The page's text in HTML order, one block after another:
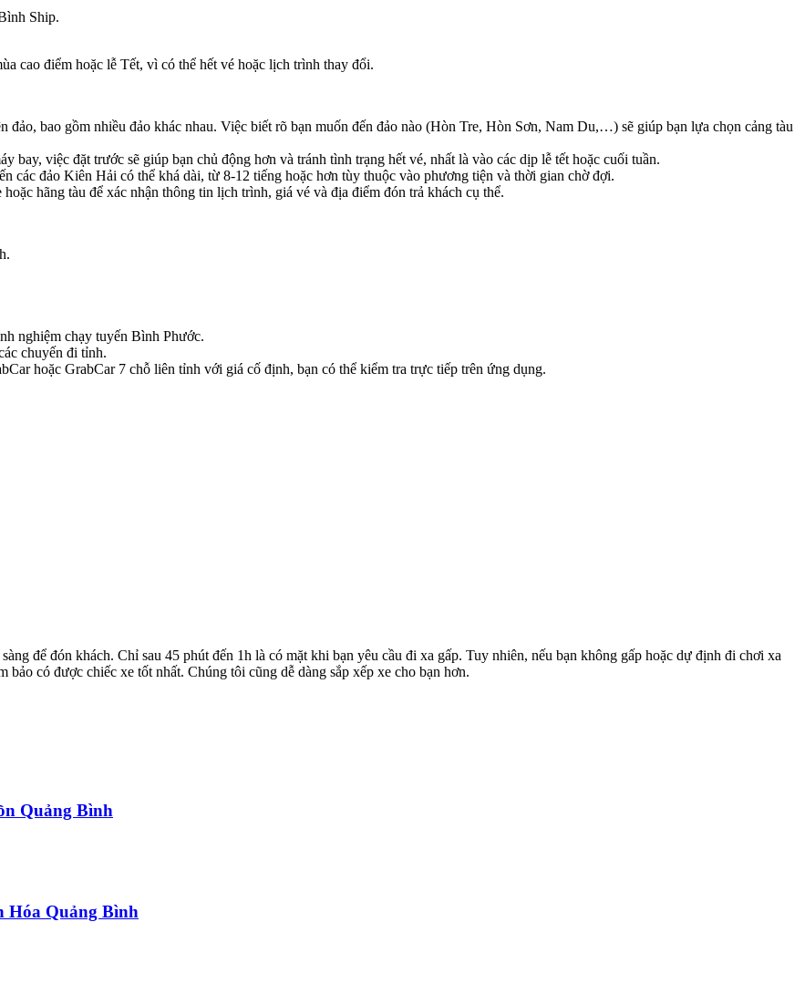
Ship.
cao điểm hoặc lễ Tết, vì có thể hết vé hoặc lịch trình thay đổi.
đảo, bao gồm nhiều đảo khác nhau. Việc biết rõ bạn muốn đến đảo nào (Hòn Tre, Hòn Sơn, Nam Du,…) sẽ giúp bạn lựa chọn cảng tàu
bay, việc đặt trước sẽ giúp bạn chủ động hơn và tránh tình trạng hết vé, nhất là vào các dịp lễ tết hoặc cuối tuần.
các đảo Kiên Hải có thể khá dài, từ 8-12 tiếng hoặc hơn tùy thuộc vào phương tiện và thời gian chờ đợi.
hãng tàu để xác nhận thông tin lịch trình, giá vé và địa điểm đón trả khách cụ thể.
nghiệm chạy tuyến Bình Phước.
chuyến đi tỉnh.
hoặc GrabCar 7 chỗ liên tỉnh với giá cố định, bạn có thể kiểm tra trực tiếp trên ứng dụng.
để đón khách. Chỉ sau 45 phút đến 1h là có mặt khi bạn yêu cầu đi xa gấp. Tuy nhiên, nếu bạn không gấp hoặc dự định đi chơi xa
có được chiếc xe tốt nhất. Chúng tôi cũng dễ dàng sắp xếp xe cho bạn hơn.
Quảng Bình
Hóa Quảng Bình